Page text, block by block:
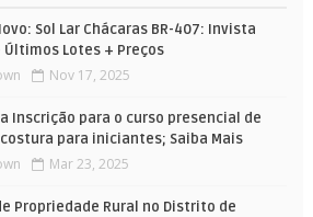
Sol Lar Chácaras BR-407: Invista
Últimos Lotes + Preços
Nov 17, 2025
Inscrição para o curso presencial de
para iniciantes; Saiba Mais
Mar 23, 2025
Propriedade Rural no Distrito de